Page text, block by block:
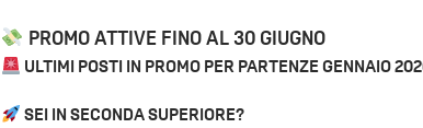
PROMO ATTIVE FINO AL 30 GIUGNO
ULTIMI POSTI IN PROMO PER PARTENZE GENNAIO
SEI IN SECONDA SUPERIORE?